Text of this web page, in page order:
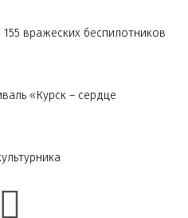
вражеских беспилотников
«Курск – сердце